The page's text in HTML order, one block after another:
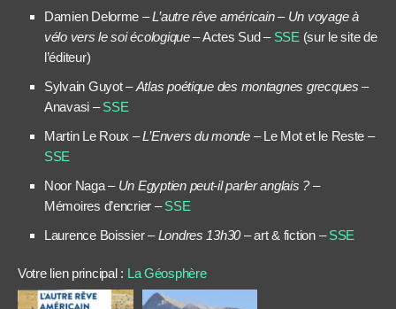
Damien Delorme –L’autre rêve américain – Un voyage à
vélo vers le soi écologique– Actes Sud – SSE (sur le site de
l’éditeur)
Sylvain Guyot –Atlas poétique des montagnes grecques –
Anavasi –SSE
Martin Le Roux –L’Envers du monde– Le Mot et le Reste –
SSE
Noor Naga –Un Egyptien peut-il parler anglais ?–
Mémoires d’encrier –SSE
Laurence Boissier –Londres 13h30– art & fiction –SSE
Votre lien principal : La Géosphère